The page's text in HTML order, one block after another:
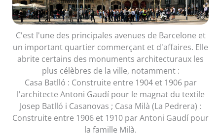
C'est l'une des principales avenues de Barcelone et
un important quartier commerçant et d'affaires. Elle
abrite certains des monuments architecturaux les
plus célèbres de la ville, notamment :
Casa Batlló : Construite entre 1904 et 1906 par
l'architecte Antoni Gaudí pour le magnat du textile
Josep Batlló i Casanovas ; Casa Milà (La Pedrera) :
Construite entre 1906 et 1910 par Antoni Gaudí pour
la famille Milà.